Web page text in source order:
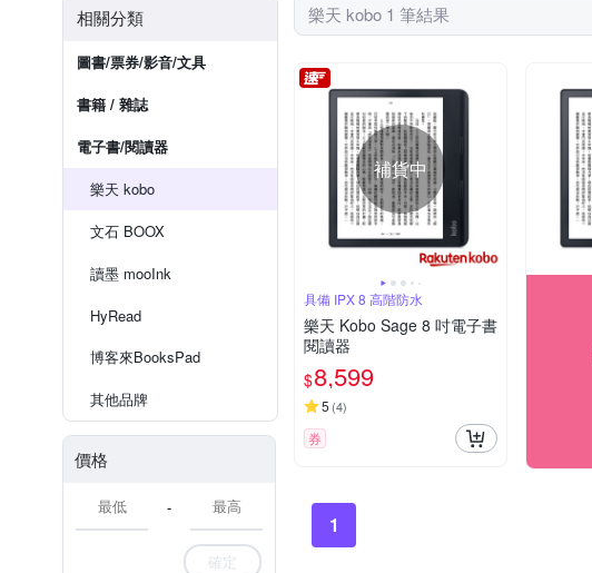
相關分類
圖書/票券/影音/文具
書籍 / 雜誌
電子書/閱讀器
樂天 kobo
文石 BOOX
讀墨 mooInk
HyRead
博客來BooksPad
其他品牌
價格
-
確定
樂天 kobo 1 筆結果
補貨中
具備 IPX 8 高階防水
樂天 Kobo Sage 8 吋電子書
閱讀器
$8,599
5 (4)
券
1